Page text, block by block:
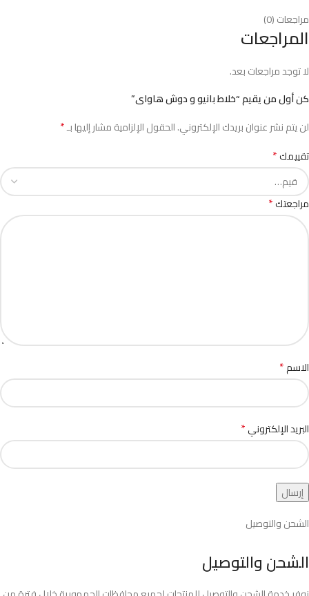
مراجعات (0)
المراجعات
لا توجد مراجعات بعد.
كن أول من يقيم “خلاط بانيو و دوش هاواى”
لن يتم نشر عنوان بريدك الإلكتروني.الحقول الإلزامية مشار إليها بـ*
تقييمك*
مراجعتك*
الاسم*
البريد الإلكتروني*
الشحن والتوصيل
الشحن والتوصيل